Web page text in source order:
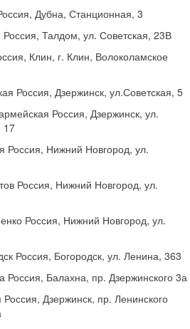
Дубна, Станционная, 3
Россия, Талдом, ул. Советская, 23В
Клин, г. Клин, Волоколамское
Россия, Дзержинск, ул.Советская, 5
Россия, Дзержинск, ул.
17
Россия, Нижний Новгород, ул.
Россия, Нижний Новгород, ул.
Россия, Нижний Новгород, ул.
Россия, Богородск, ул. Ленина, 363
Россия, Балахна, пр. Дзержинского 3а
Россия, Дзержинск, пр. Ленинского